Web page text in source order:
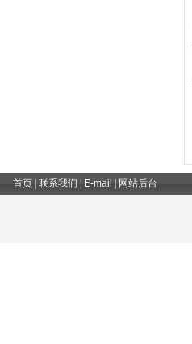
首页| 联系我们 E-mail 网站后台